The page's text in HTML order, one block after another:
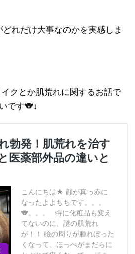
れだけ大事なのかを実感しま
クとか肌荒れに関するお話で
です🐨↓